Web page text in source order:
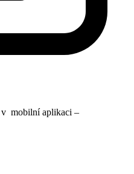
v mobilní aplikaci –